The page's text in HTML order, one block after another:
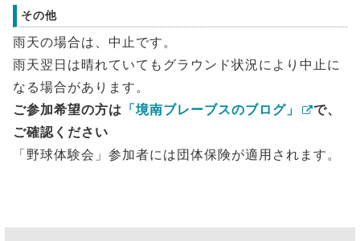
その他
雨天の場合は、中止です。
雨天翌日は晴れていてもグラウンド状況により中止に
なる場合があります。
ご参加希望の方は
「境南ブレーブスのブログ」
で、
ご確認ください
「野球体験会」参加者には団体保険が適用されます。